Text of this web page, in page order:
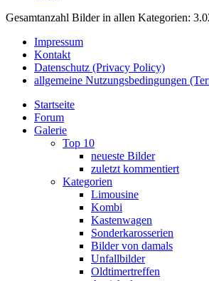
Gesamtanzahl Bilder in allen Kategorien:
Impressum
Kontakt
Datenschutz (Privacy Policy)
allgemeine Nutzungsbedingungen
Startseite
Forum
Galerie
Top 10
neueste Bilder
zuletzt kommentiert
Kategorien
Limousine
Kombi
Kastenwagen
Sonderkarosserien
Bilder von damals
Unfallbilder
Oldtimertreffen